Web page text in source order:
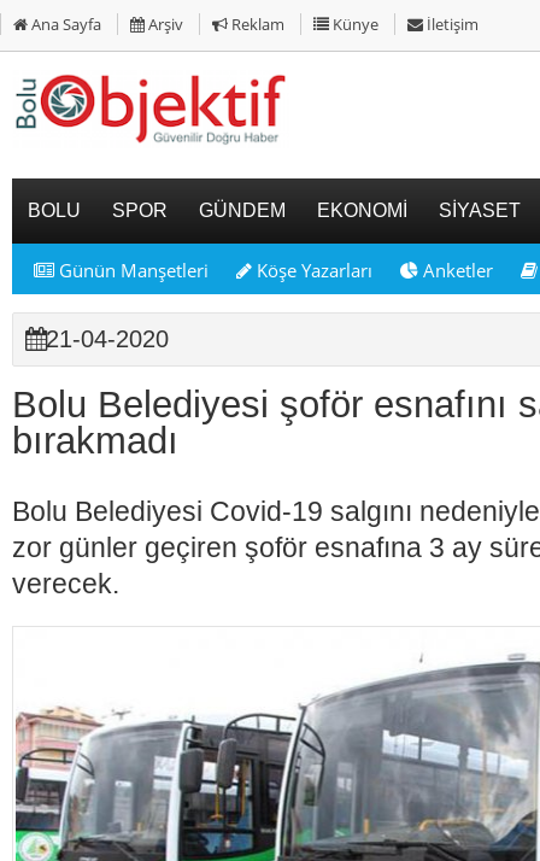
Ana Sayfa Arşiv Reklam Künye İletişim
BOLU SPOR GÜNDEM EKONOMİ SİYASET
Günün Manşetleri Köşe Yazarları Anketler
21-04-2020
Bolu Belediyesi şoför esnafını
bırakmadı
Bolu Belediyesi Covid-19 salgını
zor günler geçiren şoför esnafına 3 ay
verecek.